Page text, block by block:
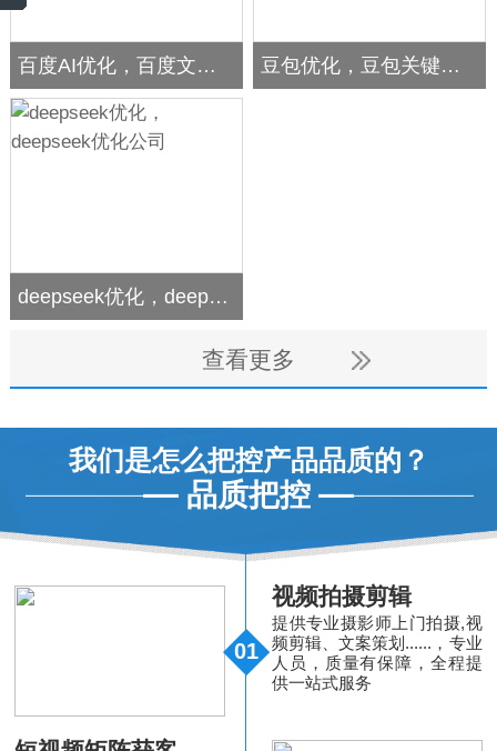
百度AI优化，百度文心一言 豆包优化，豆包关键词优化
deepseek优化，deepseek优化公司
查看更多
我们是怎么把控产品品质的？
品质把控
01
视频拍摄剪辑
提供专业摄影师上门拍摄,视
频剪辑、文案策划......，专业
人员，质量有保障，全程提
供一站式服务